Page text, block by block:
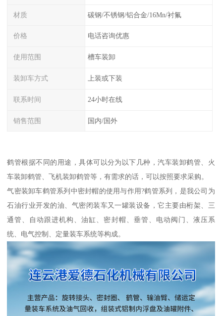
材质 碳钢/不锈钢/铝合金/16Mn/衬氟
价格 电话咨询优惠
使用范围 槽车装卸
装卸车方式 上装或下装
联系时间 24小时在线
销售范围 国内/国外
鹤管根据不同的用途，具体可以分为以下几种，汽车装卸鹤管、火
车装卸鹤管、飞机装卸鹤管等，有需求的话，可以按照要求采购。
气密装卸车鹤管系列中密封帽的使用与作用?鹤管系列，是我公司为
石油行业开发的油、气密闭装车又一罐装设备，它主要由桁架、三
通管、自动跟进机构、油缸、密封帽、垂管、电动阀门、液压系
统、电气控制、定量装车系统等构成。